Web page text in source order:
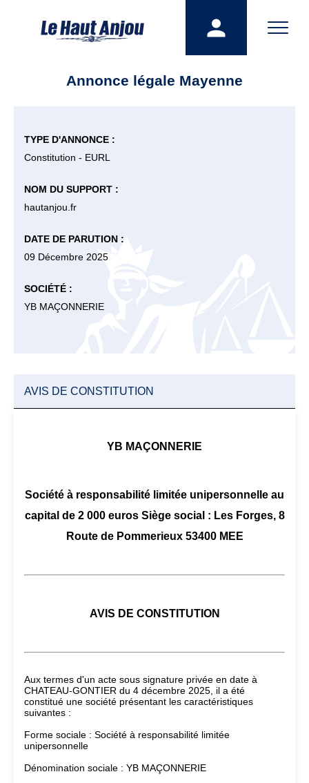
Annonce légale Mayenne
TYPE D'ANNONCE :
Constitution - EURL
NOM DU SUPPORT :
hautanjou.fr
DATE DE PARUTION :
09 Décembre 2025
SOCIÉTÉ :
YB MAÇONNERIE
AVIS DE CONSTITUTION
YB MAÇONNERIE
Société à responsabilité limitée unipersonnelle au
capital de 2 000 euros Siège social : Les Forges, 8
Route de Pommerieux 53400 MEE
AVIS DE CONSTITUTION
Aux termes d'un acte sous signature privée en date à
CHATEAU-GONTIER du 4 décembre 2025, il a été
constitué une société présentant les caractéristiques
suivantes :
Forme sociale : Société à responsabilité limitée
unipersonnelle
Dénomination sociale : YB MAÇONNERIE